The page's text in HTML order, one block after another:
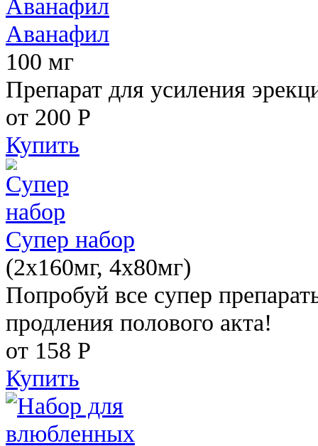
Аванафил
100 мг
Препарат для усиления
от 200 Р
Купить
Супер набор
(2х160мг, 4х80мг)
Попробуй все супер
продления полового акта!
от 158 Р
Купить